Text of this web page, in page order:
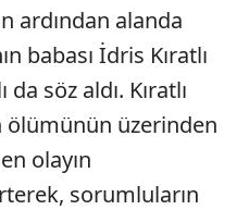
ardından alanda
babası İdris Kıratlı
söz aldı. Kıratlı
ölümünün üzerinden
olayın
sorumluların